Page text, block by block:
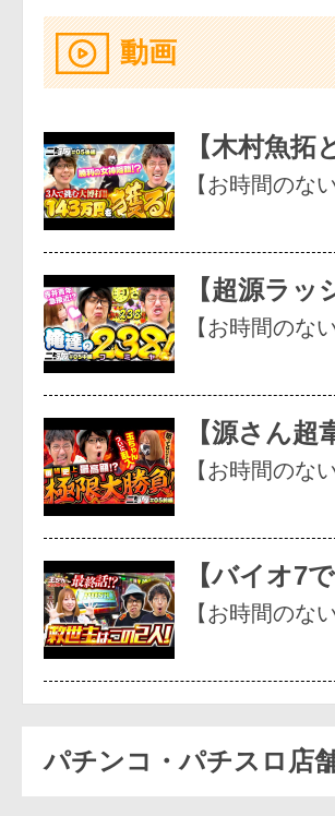
動画
【木村魚
【お時間のな
【超源ラ
【お時間のな
【源さん
【お時間のな
【バイオ7
【お時間のな
パチンコ・パチスロ店